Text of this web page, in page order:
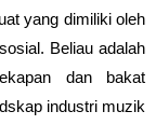
yang dimiliki oleh
Beliau adalah
dan bakat
industri muzik.